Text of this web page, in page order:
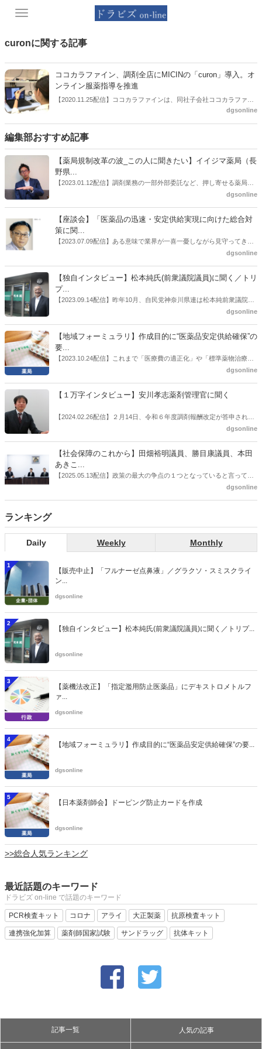
Toggle
curonに関する記事
ココカラファイン、調剤全店にMICINの「curon」導入。オ
ンライン服薬指導を推進
【2020.11.25配信】ココカラファインは、同社子会社ココカラファイ
ンヘルスケアの調剤取扱店舗全店に、MICIN社が提供するオンライン
ンライン診療・服薬指導に関連するシステムにおいては、MICIN社の
「curon（クロン）」のほか、メドレー社の「CLINICS（クリニク
トアでも各種サービスの導入が活発になっている。
dgsonline
編集部おすすめ記事
【薬局規制改革の波_この人に聞きたい】イイジマ薬局（長
野県...
【2023.01.12配信】調剤業務の一部外部委託など、押し寄せる薬局業
界への規制改革の波。この規制改革の波を薬局業界はどう受け止めた
はないだろうか。本紙ではこうした問題について、厚労省「薬局薬剤
師の業務及び薬局の機能に関するワーキンググループ」に参考人とし
ても出席していたイイジマ薬局（長野県上田市）開設者である飯島裕
dgsonline
【座談会】「医薬品の迅速・安定供給実現に向けた総合対
策に関...
【2023.07.09配信】ある意味で業界が一喜一憂しながら見守ってきた
厚労省「医薬品の迅速・安定供給実現に向けた総合対策に関する有識
書がとりまとめられた。ドラビズon-lineでは検討会を総括する目的で
厚労省医政局医薬産業振興・医療情報企画課長（医薬産業振興・医療
情報企画課セルフケア・セルフメディケーション推進室長併任）安藤
公一氏や青山学院大学名誉教授の三村優美子氏、 日本保険薬局協会医
dgsonline
【独自インタビュー】松本純氏(前衆議院議員)に聞く／トリ
プ...
【2023.09.14配信】昨年10月、自民党神奈川県連は松本純前衆議院議
員を「自民党神奈川1区」（横浜市中区・磯子区・金沢区）の支部長
候補の前提となるもの。薬剤師に関わる政策に広く・深く関わってき
た同氏の復活に向けた薬剤師業界の期待には熱いものがある。不透明
感の払拭できない医療・介護・障害者サービスのトリプル改定等へ
の、薬剤師業界の強い危機感の裏返しといってもいいだろう。本稿で
dgsonline
【地域フォーミュラリ】作成目的に“医薬品安定供給確保”の
要...
【2023.10.24配信】これまで「医療費の適正化」や「標準薬物治療の
推進」などが目的とされることが多かった地域フォーミュラリの作
た。医薬品の安定供給確保だ。10月22日に開かれた「日本フォーミュ
飯田市）は、会員薬局から安定供給確保への強い要望があったことを
受け、安定供給確保が見込めるPPI３成分について銘柄を含めて選定
dgsonline
【１万字インタビュー】安川孝志薬剤管理官に聞く
【2024.02.26配信】２月14日、令和６年度調剤報酬改定が答申され
た。本紙では、厚生労働省保険局医療課・薬剤管理官の安川孝志氏
dgsonline
【社会保障のこれから】田畑裕明議員、勝目康議員、本田
あきこ...
【2025.05.13配信】政策の最大の争点の１つとなっていると言っても
よいのが社会保障のこれからのあり方だ。特に与党では、政府関係者
dgsonline
ランキング
Daily Weekly Monthly
1
【販売中止】「フルナーゼ点鼻液」／グラクソ・スミスクライ
ン...
dgsonline
2
【独自インタビュー】松本純氏(前衆議院議員)に聞く／トリプ...
dgsonline
3
【薬機法改正】「指定濫用防止医薬品」にデキストロメトルフ
ァ...
dgsonline
4
【地域フォーミュラリ】作成目的に“医薬品安定供給確保”の要...
dgsonline
5
【日本薬剤師会】ドーピング防止カードを作成
dgsonline
>>総合人気ランキング
最近話題のキーワード
ドラビズ on-line で話題のキーワード
PCR検査キット コロナ アライ 大正製薬 抗原検査キット
連携強化加算 薬剤師国家試験 サンドラッグ 抗体キット
記事一覧 人気の記事